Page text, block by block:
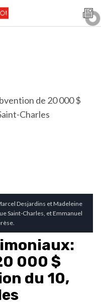
Desjardins et Madeleine
Saint-Charles, et Emmanuel
000 $
du 10,